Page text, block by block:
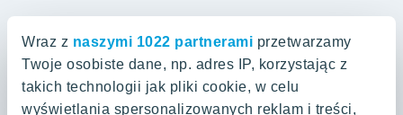
Wraz z naszymi 1022 partnerami przetwarzamy
Twoje osobiste dane, np. adres IP, korzystając z
takich technologii jak pliki cookie, w celu
wyświetlania spersonalizowanych reklam i treści,
Projekty w przygotowaniu
Projekty zrealizowane
Aktualności
Zakup gruntów
Projekty w Polsce
Aroma Park Lofty Warszawa
Talarowa Park Warszawa
Oferty mieszkaniowe Warszawa